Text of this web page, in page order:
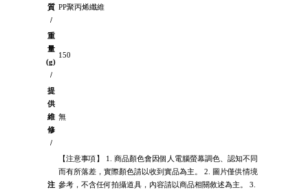
質
/
PP聚丙烯纖維
重
量
(g)
/
150
提
供
維
修
/
無
注
【注意事項】 1. 商品顏色會因個人電腦螢幕調色、認知不同
而有所落差，實際顏色請以收到實品為主。 2. 圖片僅供情境
參考，不含任何拍攝道具，內容請以商品相關敘述為主。 3.